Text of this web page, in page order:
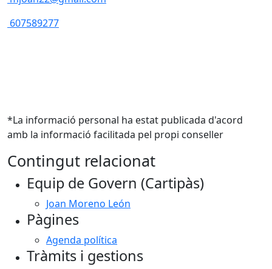
607589277
*La informació personal ha estat publicada d'acord
amb la informació facilitada pel propi conseller
Contingut relacionat
Equip de Govern (Cartipàs)
Joan Moreno León
Pàgines
Agenda política
Tràmits i gestions